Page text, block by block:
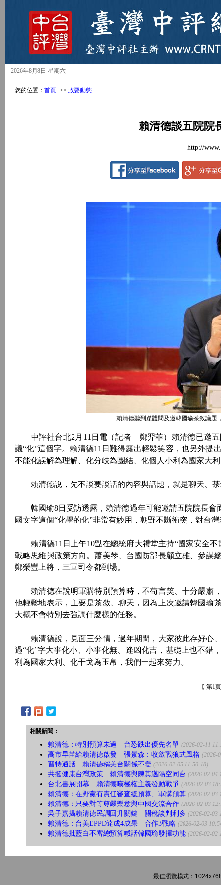
2026年8月8日 星期六
您的位置： 首頁 ->> 政要動態
賴清德談五院
http://
賴清德聽到媒體問及邀韓國瑜茶敘議
中評社台北2月11日電（記者 鄭羿菲）賴清德已邀五
議“化”這個字。賴清德11日難得露出輕鬆笑容，也另外
不能化誤解為理解、化分歧為團結、化個人小利為國家大
賴清德說，先不談要談話的內容與話題，就是聊天、茶
韓國瑜8日受訪透露，賴清德過年可能邀請五院院長會
國文字這個“化學的化”非常有妙用，朝野不斷衝突，對台
賴清德11日上午10點在總統府大禮堂主持“國家安全不
戰略思維與政策方向。蕭美琴、台國防部長顧立雄、參謀
鄭榮豐上將，三軍司令都到場。
賴清德在說明軍購特別預算時，不苟言笑、十分嚴肅
他輕鬆地表示，主要是茶敘、聊天，因為上次邀請韓國瑜
大概不會特別去強調什麼樣的任務。
賴清德說，見面三分情，過年期間，大家彼此存好心
過“化”字大事化小、小事化無、逢凶化吉，基礎上也不錯
利為國家大利、化干戈為玉帛，我們一起來努力。
【 第1
相關新聞：
賴清德：特別預算未過 台恐跌出優先名單 (2026-02-11
高市早苗給賴清德啟發 張景森：收斂戰狼式風格 (2026-
習特通話 賴清德稱美台關係不變 (2026-02-05 11:50:18)
共挺健康台灣政策 賴清德與陳其邁隔空同台 (2026-02-04
台北書展開幕 賴清德嘆極權主義發動戰爭 (2026-02-03
賴清德：在野黨有責任審查總預算、軍購預算 (2026-02-03
賴清德：只要對等尊嚴樂意與中國交流合作 (2026-02-03
吳子嘉揭賴清德民調回升關鍵 關稅談判利多 (2026-02-03
賴清德：台美EPPD達成4成果 合作3戰略 (2026-02-03
賴清德批藍白不審總預算喊話韓國瑜發揮功能 (2026-02-02
最佳瀏覽模式：